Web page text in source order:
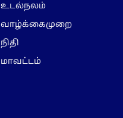
உடல்நலம்
வாழ்க்கைமுறை
நிதி
மாவட்டம்